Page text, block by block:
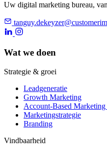
Uw digital marketing bureau,
Wat we doen
Strategie & groei
Leadgeneratie
Growth Marketing
Account-Based
Marketingstrategie
Branding
Vindbaarheid